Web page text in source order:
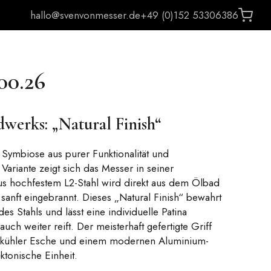
hallo@svenvonmesser.de+49 (0)152 53306386
„Natural Finish“
aus purer Funktionalität und
zeigt sich das Messer in seiner
hochfestem L2-Stahl wird direkt aus dem Ölbad
eingebrannt. Dieses „Natural Finish“ bewahrt
Stahls und lässt eine individuelle Patina
weiter reift. Der meisterhaft gefertigte Griff
Esche und einem modernen Aluminium-
Einheit.